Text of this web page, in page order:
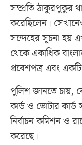
সম্প্রতি ঠাকুরপুকুর
করেছিলেন।
সন্দেহের সূচনা হয়
থেকে একাধিক
প্রবেশপত্র এবং
পুলিশ জানতে চায়,
কার্ড ও ভোটার
নির্বাচন কমিশন ও
করেছে।